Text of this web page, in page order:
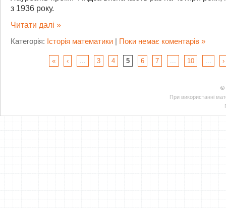
з 1936 року.
Читати далі »
Категорія: Історія математики Поки немає коментарів »
« ‹ 3 4 5 6 7 10 ›
©
При використанні